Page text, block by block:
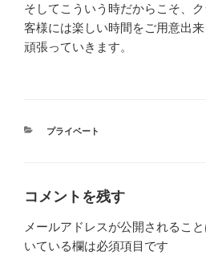
そしてこういう時だからこそ、
客様には楽しい時間をご用意出
頑張っていきます。
カ
プライベート
コメントを残す
メールアドレスが公開されること
いている欄は必須項目です